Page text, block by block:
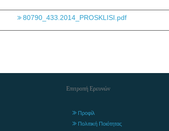
80790_433.2014_PROSKLISI.pdf
Επιτροπή Ερευνών
Προφίλ
Πολιτική Ποιότητας